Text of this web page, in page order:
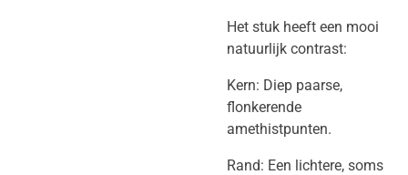
​Het stuk heeft een mooi
natuurlijk contrast:
​Kern: Diep paarse,
flonkerende
amethistpunten.
​Rand: Een lichtere, soms